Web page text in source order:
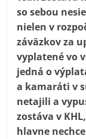
so sebou
nielen v
záväzkov za
vyplatené vo
jedná o
a kamaráti v
netajili a
zostáva v
hlavne